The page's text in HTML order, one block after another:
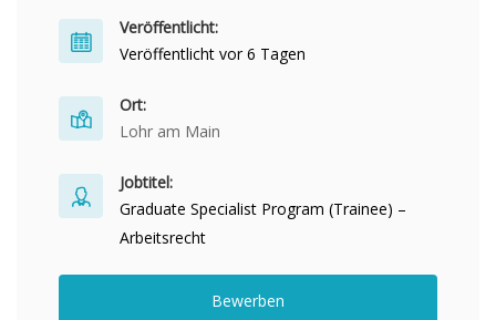
Veröffentlicht:
Veröffentlicht vor 6 Tagen
Ort:
Lohr am Main
Jobtitel:
Graduate Specialist Program (Trainee) –
Arbeitsrecht
Bewerben